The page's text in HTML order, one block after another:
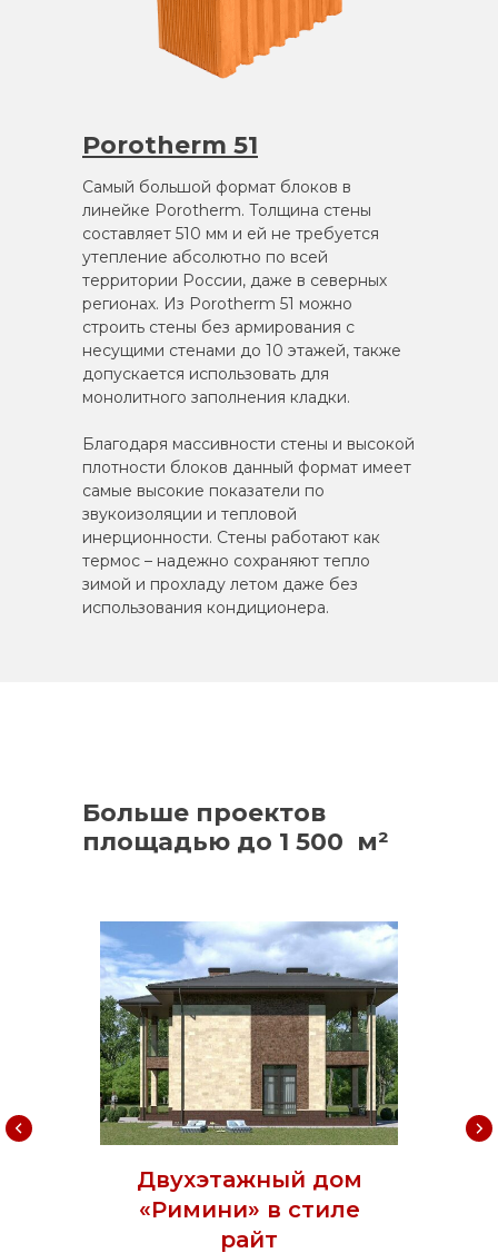
Самый большой формат блоков в
линейке Porotherm. Толщина стены
составляет 510 мм и ей не требуется
утепление абсолютно по всей
территории России, даже в северных
регионах. Из Porotherm 51 можно
строить стены без армирования с
несущими стенами до 10 этажей, также
допускается использовать для
монолитного заполнения кладки.
Благодаря массивности стены и высокой
плотности блоков данный формат имеет
самые высокие показатели по
звукоизоляции и тепловой
инерционности. Стены работают как
термос – надежно сохраняют тепло
зимой и прохладу летом даже без
использования кондиционера.
Porotherm 51
Больше проектов
площадью до 1 500 м²
Двухэтажный дом
«Римини» в стиле
райт